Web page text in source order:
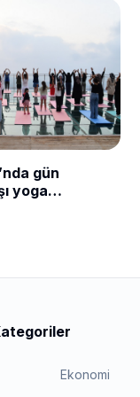
gün
yoga
Ekonomi